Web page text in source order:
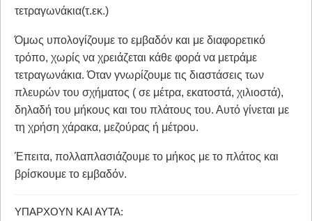
τετραγωνάκια(τ.εκ.)
Όμως υπολογίζουμε το εμβαδόν και με διαφορετικό
τρόπο, χωρίς να χρειάζεται κάθε φορά να μετράμε
τετραγωνάκια. Όταν γνωρίζουμε τις διαστάσεις των
πλευρών του σχήματος ( σε μέτρα, εκατοστά, χιλιοστά),
δηλαδή του μήκους και του πλάτους του. Αυτό γίνεται με
τη χρήση χάρακα, μεζούρας ή μέτρου.
Έπειτα, πολλαπλασιάζουμε το μήκος με το πλάτος και
βρίσκουμε το εμβαδόν.
ΥΠΆΡΧΟΥΝ ΚΑΙ ΑΥΤΆ: